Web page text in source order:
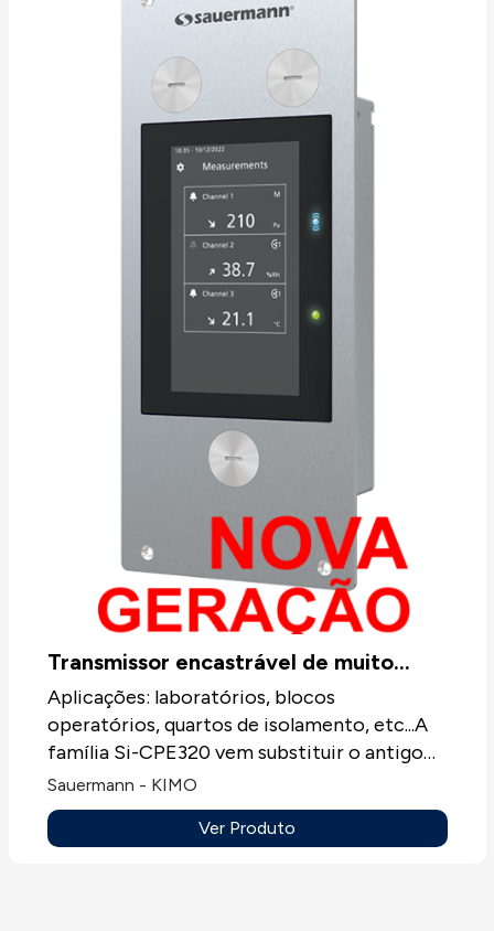
entrada para temperatura termopar K.
Transmissor encastrável de muito
baixa pressão CPE320
Aplicações: laboratórios, blocos
operatórios, quartos de isolamento, etc...A
família Si-CPE320 vem substituir o antigo
CPE310-S com várias melhorias e novas
funções, aproveitando assim as novas
tecnologias disponíveis atualmente.
Sauermann - KIMO
Ver Produto